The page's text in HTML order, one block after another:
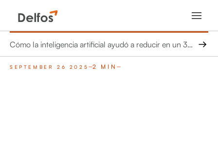
Cómo la inteligencia artificial ayudó a reducir en un 33% el impacto de las fallas por sobrecalentamiento en las turbinas eólicas
SEPTEMBER 26 2025 2 MIN